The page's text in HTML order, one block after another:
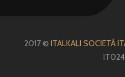
2017 © ITALKALI SOCIETÀ